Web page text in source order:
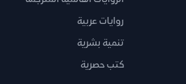
روايات عربية
تنمية بشرية
كتب حصرية